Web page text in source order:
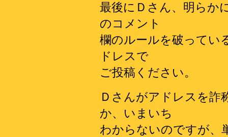
最後にＤさん、明らか
のコメント
欄のルールを破ってい
ドレスで
ご投稿ください。
Ｄさんがアドレスを詐
か、いまいち
わからないのですが、